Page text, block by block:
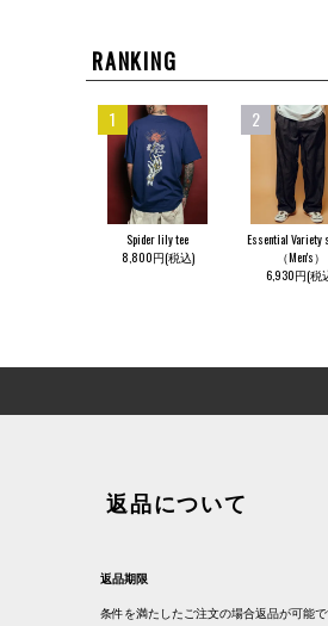
RANKING
1
Spider lily tee
8,800円(税込)
2
Essential Variety
（Men's）
6,930円(税
返品について
返品期限
条件を満たしたご注文の場合返品が可能